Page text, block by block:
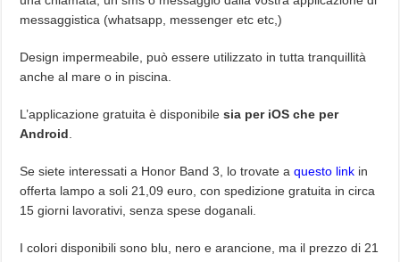
messaggistica (whatsapp, messenger etc etc,)
Design impermeabile, può essere utilizzato in tutta tranquillità
anche al mare o in piscina.
L’applicazione gratuita è disponibilesia per iOS che per
Android
Se siete interessati a Honor Band 3, lo trovate aquesto link in
offerta lampo a soli 21,09 euro, con spedizione gratuita in circa
15 giorni lavorativi, senza spese doganali.
I colori disponibili sono blu, nero e arancione, ma il prezzo di 21